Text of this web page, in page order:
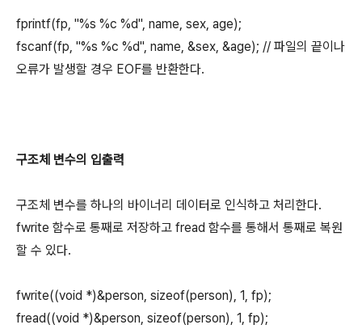
fprintf(fp, "%s %c %d", name, sex, age);
fscanf(fp, "%s %c %d", name, &sex, &age); // 파일의 끝이나
오류가 발생할 경우 EOF를 반환한다.
구조체 변수의 입출력
구조체 변수를 하나의 바이너리 데이터로 인식하고 처리한다.
fwrite 함수로 통째로 저장하고 fread 함수를 통해서 통째로 복원
할 수 있다.
fwrite((void *)&person, sizeof(person), 1, fp);
fread((void *)&person, sizeof(person), 1, fp);